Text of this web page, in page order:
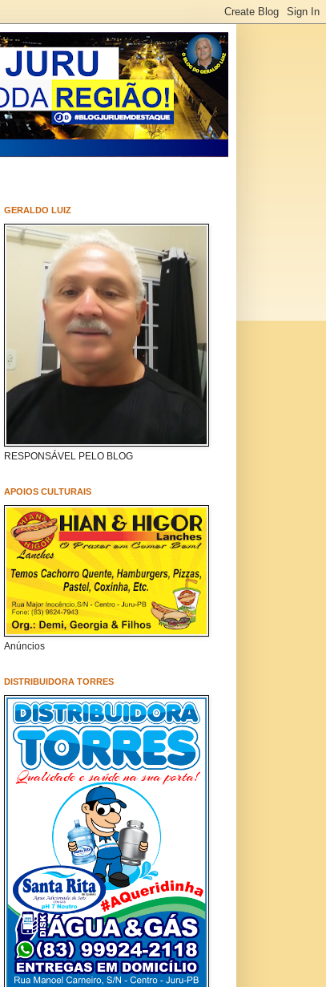
GERALDO LUIZ
RESPONSÁVEL PELO BLOG
APOIOS CULTURAIS
Anúncios
DISTRIBUIDORA TORRES